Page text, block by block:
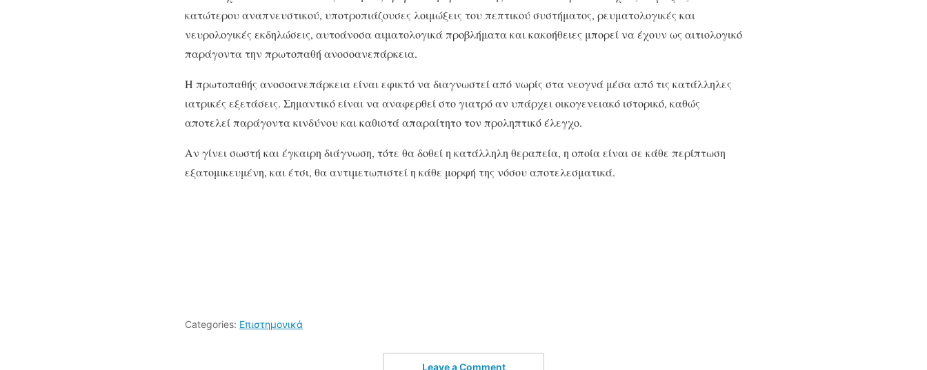
κατώτερου αναπνευστικού, υποτροπιάζουσες λοιμώξεις του πεπτικού συστήματος, ρευματολογικές και
νευρολογικές εκδηλώσεις, αυτοάνοσα αιματολογικά προβλήματα και κακοήθειες μπορεί να έχουν ως αιτιολογικό
παράγοντα την πρωτοπαθή ανοσοανεπάρκεια.
Η πρωτοπαθής ανοσοανεπάρκεια είναι εφικτό να διαγνωστεί από νωρίς στα νεογνά μέσα από τις κατάλληλες
ιατρικές εξετάσεις. Σημαντικό είναι να αναφερθεί στο γιατρό αν υπάρχει οικογενειακό ιστορικό, καθώς
αποτελεί παράγοντα κινδύνου και καθιστά απαραίτητο τον προληπτικό έλεγχο.
Αν γίνει σωστή και έγκαιρη διάγνωση, τότε θα δοθεί η κατάλληλη θεραπεία, η οποία είναι σε κάθε περίπτωση
εξατομικευμένη, και έτσι, θα αντιμετωπιστεί η κάθε μορφή της νόσου αποτελεσματικά.
Categories: Επιστημονικά
Leave a Comment